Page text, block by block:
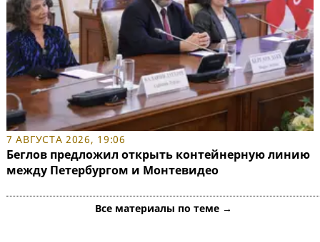
7 АВГУСТА 2026, 19:06
Беглов предложил открыть контейнерную линию
между Петербургом и Монтевидео
Все материалы по теме →